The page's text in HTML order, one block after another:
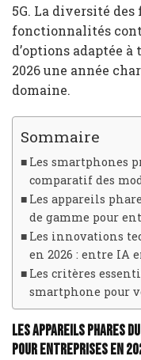
5G. La diversité
fonctionnalités
d’options adaptée
2026 une année
domaine.
Sommaire
Les smartphones
comparatif des
Les appareils
de gamme pour
Les innovations
en 2026 : entre IA
Les critères
smartphone pour
Les appareils phares
pour entreprises en